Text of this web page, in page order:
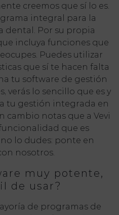
creemos que sí lo es.
integral para la
dental. Por su propia
incluya funciones que
Puedes utilizar
que sí te hacen falta
tu software de gestión
verás lo sencillo que es y
tu gestión integrada en
cambio notas que a Vevi
que es
lo dudes: ponte en
nosotros.
muy potente,
de usar?
de programas de